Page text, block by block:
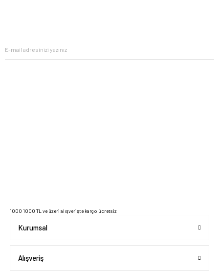
1000 1000 TL ve üzeri alışverişte kargo ücretsiz
Kurumsal
Alışveriş